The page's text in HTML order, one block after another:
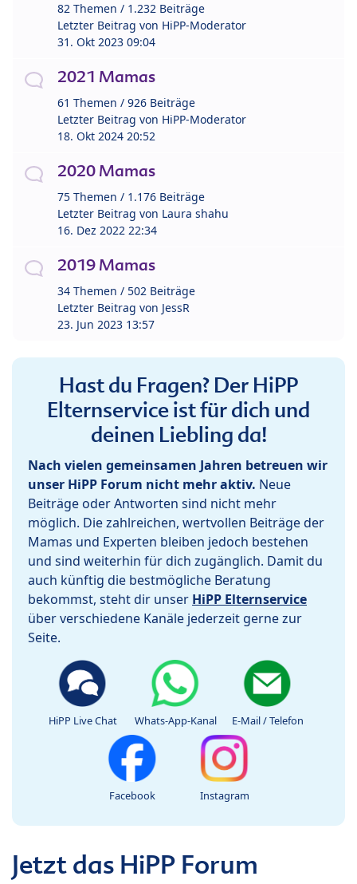
82 Themen / 1.232 Beiträge
Letzter Beitrag von HiPP-Moderator
31. Okt 2023 09:04
2021 Mamas
61 Themen / 926 Beiträge
Letzter Beitrag von HiPP-Moderator
18. Okt 2024 20:52
2020 Mamas
75 Themen / 1.176 Beiträge
Letzter Beitrag von Laura shahu
16. Dez 2022 22:34
2019 Mamas
34 Themen / 502 Beiträge
Letzter Beitrag von JessR
23. Jun 2023 13:57
Hast du Fragen? Der HiPP
Elternservice ist für dich und
deinen Liebling da!
Nach vielen gemeinsamen Jahren betreuen wir
unser HiPP Forum nicht mehr aktiv. Neue
Beiträge oder Antworten sind nicht mehr
möglich. Die zahlreichen, wertvollen Beiträge der
Mamas und Experten bleiben jedoch bestehen
und sind weiterhin für dich zugänglich. Damit du
auch künftig die bestmögliche Beratung
bekommst, steht dir unser HiPP Elternservice
über verschiedene Kanäle jederzeit gerne zur
Seite.
HiPP Live Chat Whats-App-Kanal E-Mail / Telefon
Facebook Instagram
Jetzt das HiPP Forum